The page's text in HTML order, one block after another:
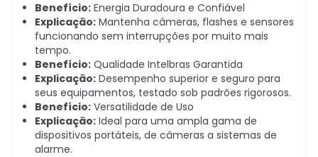
Benefício: Energia Duradoura e Confiável
Explicação: Mantenha câmeras, flashes e sensores
funcionando sem interrupções por muito mais
tempo.
Benefício: Qualidade Intelbras Garantida
Explicação: Desempenho superior e seguro para
seus equipamentos, testado sob padrões rigorosos.
Benefício: Versatilidade de Uso
Explicação: Ideal para uma ampla gama de
dispositivos portáteis, de câmeras a sistemas de
alarme.